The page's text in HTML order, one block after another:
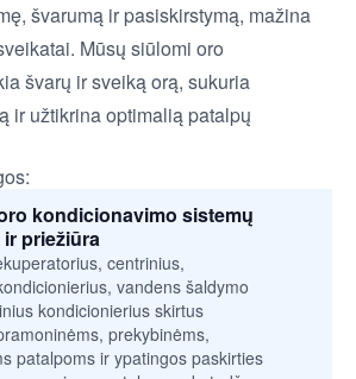
švarumą ir pasiskirstymą, mažina
Mūsų siūlomi oro
švarų ir sveiką orą, sukuria
ir užtikrina optimalią patalpų
kondicionavimo sistemų
priežiūra
centrinius,
vandens šaldymo
kondicionierius skirtus
prekybinėms,
patalpoms ir ypatingos paskirties